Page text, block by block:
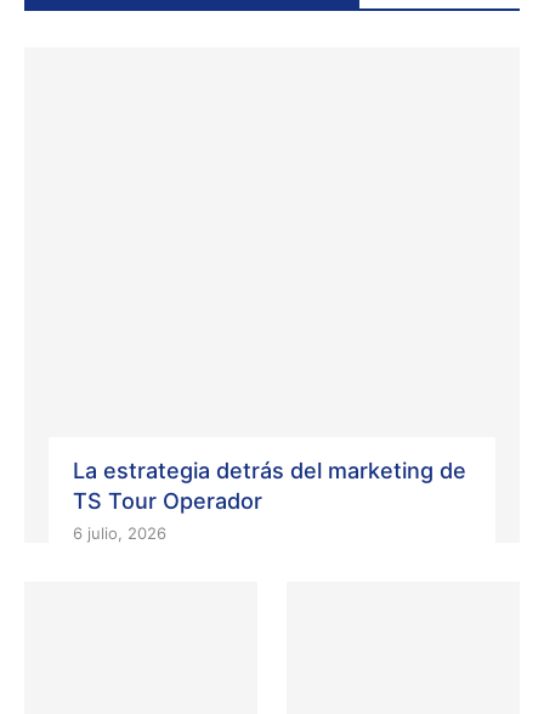
La estrategia detrás del marketing de
TS Tour Operador
6 julio, 2026